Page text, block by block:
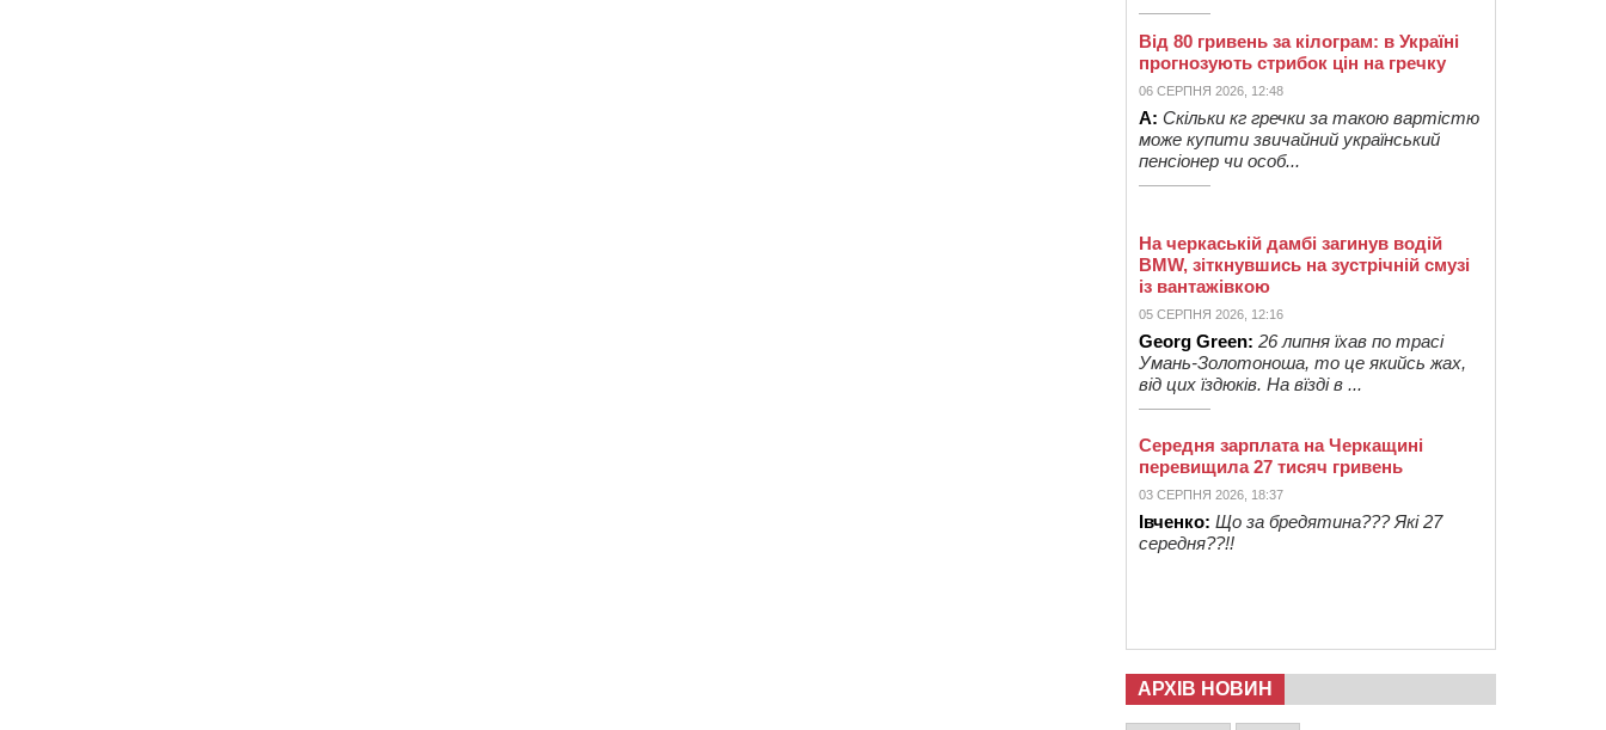
Від 80 гривень за кілограм: в Україні
прогнозують стрибок цін на гречку
06 СЕРПНЯ 2026, 12:48
А: Скільки кг гречки за такою вартістю
може купити звичайний український
пенсіонер чи особ...
На черкаській дамбі загинув водій
BMW, зіткнувшись на зустрічній смузі
із вантажівкою
05 СЕРПНЯ 2026, 12:16
Georg Green: 26 липня їхав по трасі
Умань-Золотоноша, то це якийсь жах,
від цих їздюків. На вїзді в ...
Середня зарплата на Черкащині
перевищила 27 тисяч гривень
03 СЕРПНЯ 2026, 18:37
Івченко: Що за бредятина??? Які 27
середня??!!
АРХІВ НОВИН